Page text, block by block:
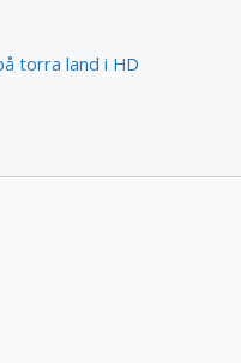
torra land i HD